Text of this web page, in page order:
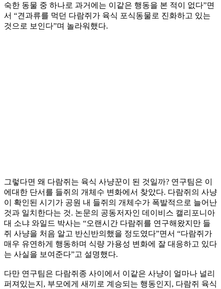
숙한 동물 중 하나로 과거에는 이같은 행동을 본 적이 없다”면
서 “견과류를 먹던 다람쥐가 육식 포식동물로 진화하고 있는
것으로 보인다”며 놀라워했다.
그렇다면 왜 다람쥐는 육식 사냥꾼이 된 것일까? 연구팀은 이
에대한 단서를 들쥐의 개체수 변화에서 찾았다. 다람쥐의 사냥
이 확인된 시기가 공원 내 들쥐의 개체수가 폭발적으로 늘어난
것과 일치한다는 것. 논문의 공동저자인 데이비스 캘리포니아
대 소냐 와일드 박사는 “오랜시간 다람쥐를 연구해왔지만 들
쥐 사냥을 처음 알고 반신반의했을 정도였다”면서 “다람쥐가
매우 유연하게 행동하며 식량 가용성 변화에 잘 대응하고 있다
는 사실을 보여준다”고 설명했다.
다만 연구팀은 다람쥐종 사이에서 이같은 사냥이 얼마나 널리
퍼져있는지, 부모에게 새끼로 계승되는 행동인지, 다람쥐 육식